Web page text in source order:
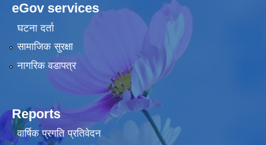
eGov services
घटना दर्ता
सामाजिक सुरक्षा
नागरिक वडापत्र
Reports
वार्षिक प्रगति प्रतिवेदन